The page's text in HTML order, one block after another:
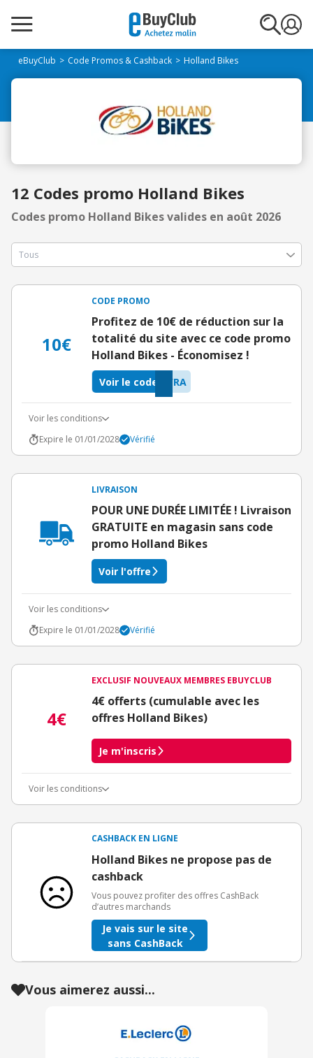
eBuyClub Code Promos & Cashback Holland Bikes
12 Codes promo Holland Bikes
Codes promo Holland Bikes valides en août 2026
10€
CODE PROMO
Profitez de 10€ de réduction sur la
totalité du site avec ce code promo
Holland Bikes - Économisez !
WRA
Voir le code
Voir les conditions
Expire le 01/01/2028
Vérifié
LIVRAISON
POUR UNE DURÉE LIMITÉE ! Livraison
GRATUITE en magasin sans code
promo Holland Bikes
Voir l'offre
Voir les conditions
Expire le 01/01/2028
Vérifié
4€
EXCLUSIF NOUVEAUX MEMBRES EBUYCLUB
4€ offerts (cumulable avec les
offres Holland Bikes)
Je m'inscris
Voir les conditions
3€ de bienvenue crédités immédiatement + 1€ supplémentaire
Offre réservée à une toute première inscription chez eBuyClub.
CASHBACK EN LIGNE
Holland Bikes ne propose pas de
cashback
Vous pouvez profiter des offres CashBack
d’autres marchands
Je vais sur le site
sans CashBack
Vous aimerez aussi...